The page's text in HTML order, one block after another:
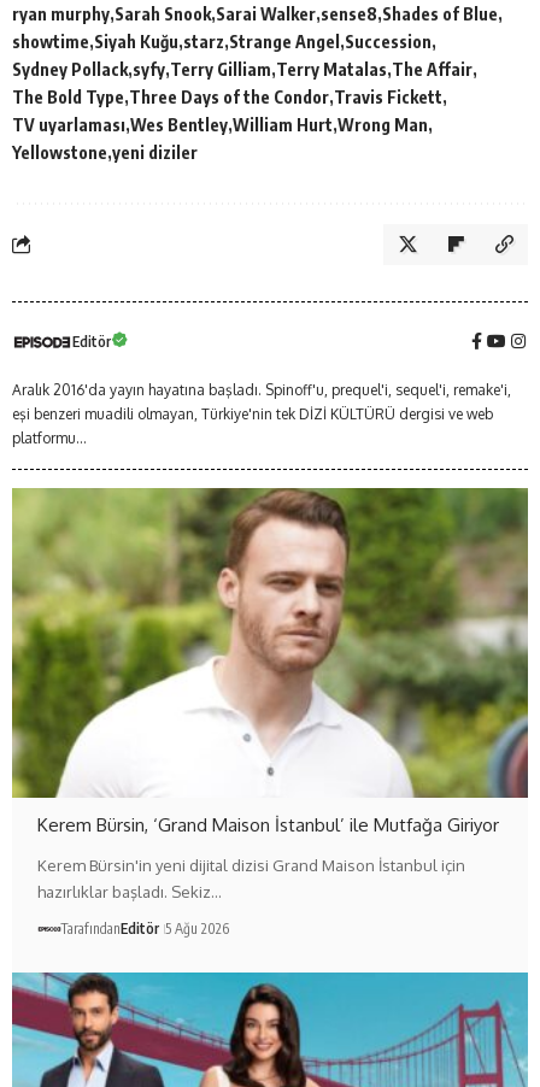
ryan murphy Sarah Snook Sarai Walker sense8 Shades of Blue
showtime Siyah Kuğu starz Strange Angel Succession
Sydney Pollack syfy Terry Gilliam Terry Matalas The Affair
The Bold Type Three Days of the Condor Travis Fickett
TV uyarlaması Wes Bentley William Hurt Wrong Man
Yellowstone yeni diziler
Editör
Aralık 2016'da yayın hayatına başladı. Spinoff'u, prequel'i, sequel'i, remake'i,
eşi benzeri muadili olmayan, Türkiye'nin tek DİZİ KÜLTÜRÜ dergisi ve web
platformu...
Kerem Bürsin, ‘Grand Maison İstanbul’ ile Mutfağa Giriyor
Kerem Bürsin'in yeni dijital dizisi Grand Maison İstanbul için
hazırlıklar başladı. Sekiz…
TarafındanEditör 5 Ağu 2026